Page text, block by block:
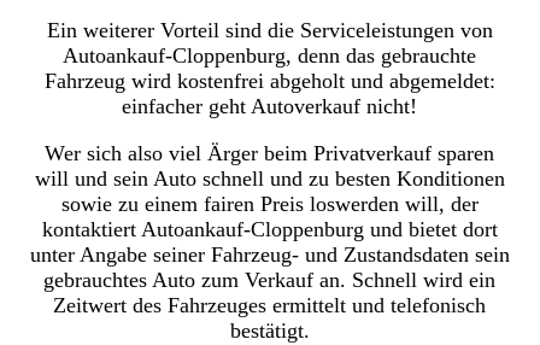
Ein weiterer Vorteil sind die Serviceleistungen von
Autoankauf-Cloppenburg, denn das gebrauchte
Fahrzeug wird kostenfrei abgeholt und abgemeldet:
einfacher geht Autoverkauf nicht!
Wer sich also viel Ärger beim Privatverkauf sparen
will und sein Auto schnell und zu besten Konditionen
sowie zu einem fairen Preis loswerden will, der
kontaktiert Autoankauf-Cloppenburg und bietet dort
unter Angabe seiner Fahrzeug- und Zustandsdaten sein
gebrauchtes Auto zum Verkauf an. Schnell wird ein
Zeitwert des Fahrzeuges ermittelt und telefonisch
bestätigt.